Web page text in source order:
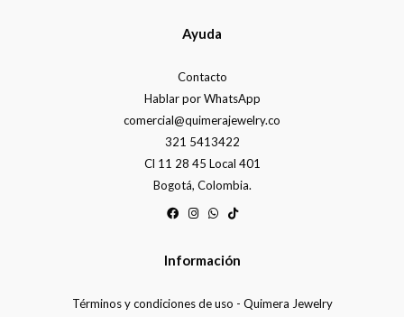
Ayuda
Contacto
Hablar por WhatsApp
comercial@quimerajewelry.co
321 5413422
Cl 11 28 45 Local 401
Bogotá, Colombia.
Información
Términos y condiciones de uso - Quimera Jewelry